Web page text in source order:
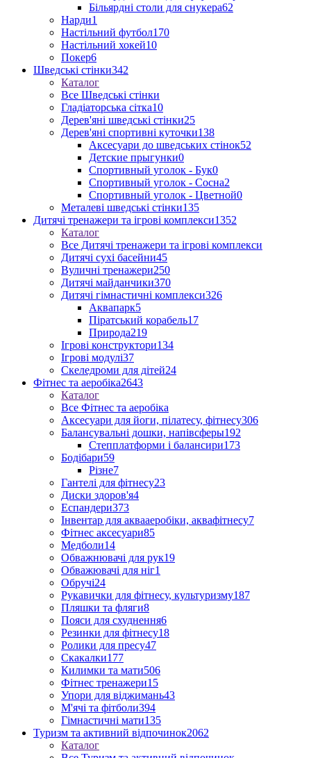
Більярдні столи для снукера62
Нарди1
Настільний футбол170
Настільний хокей10
Покер6
Шведські стінки342
Каталог
Все Шведські стінки
Гладіаторська сітка10
Дерев'яні шведські стінки25
Дерев'яні спортивні куточки138
Аксесуари до шведських стінок52
Детские прыгунки0
Спортивный уголок - Бук0
Спортивный уголок - Сосна2
Спортивный уголок - Цветной0
Металеві шведські стінки135
Дитячі тренажери та ігрові комплекси1352
Каталог
Все Дитячі тренажери та ігрові комплекси
Дитячі сухі басейни45
Вуличні тренажери250
Дитячі майданчики370
Дитячі гімнастичні комплекси326
Аквапарк5
Піратський корабель17
Природа219
Ігрові конструктори134
Ігрові модулі37
Скеледроми для дітей24
Фітнес та аеробіка2643
Каталог
Все Фітнес та аеробіка
Аксесуари для йоги, пілатесу, фітнесу306
Балансувальні дошки, напівсферы192
Степплатформи і балансири173
Бодібари59
Різне7
Гантелі для фітнесу23
Диски здоров'я4
Еспандери373
Інвентар для аквааеробіки, аквафітнесу7
Фітнес аксесуари85
Медболи14
Обважнювачі для рук19
Обважювачі для ніг1
Обручі24
Рукавички для фітнесу, культуризму187
Пляшки та фляги8
Пояси для схуднення6
Резинки для фітнесу18
Ролики для пресу47
Скакалки177
Килимки та мати506
Фітнес тренажери15
Упори для віджимань43
М'ячі та фітболи394
Гімнастичні мати135
Туризм та активний відпочинок2062
Каталог